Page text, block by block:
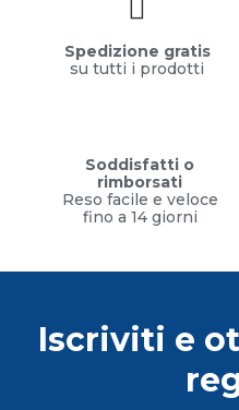
Spedizione gratis
su tutti i prodotti
Soddisfatti o
rimborsati
Reso facile e veloce
fino a 14 giorni
Iscriviti e